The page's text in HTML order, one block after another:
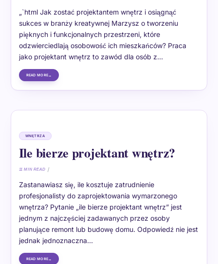
„`html Jak zostać projektantem wnętrz i osiągnąć
sukces w branży kreatywnej Marzysz o tworzeniu
pięknych i funkcjonalnych przestrzeni, które
odzwierciedlają osobowość ich mieszkańców? Praca
jako projektant wnętrz to zawód dla osób z…
READ MORE
WNĘTRZA
Ile bierze projektant wnętrz?
11 MIN READ
Zastanawiasz się, ile kosztuje zatrudnienie
profesjonalisty do zaprojektowania wymarzonego
wnętrza? Pytanie „ile bierze projektant wnętrz” jest
jednym z najczęściej zadawanych przez osoby
planujące remont lub budowę domu. Odpowiedź nie jest
jednak jednoznaczna…
READ MORE